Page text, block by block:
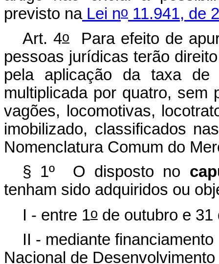
previsto naLei no 11.941, de
Art. 4oPara efeito de
pessoas jurídicas terão
pela aplicação da taxa de
multiplicada por quatro, sem
vagões, locomotivas,
imobilizado, classificados
Nomenclatura Comum do
§ 1º O disposto no
tenham sido adquiridos ou
I - entre 1ode outubro e 31
II - mediante
Nacional de